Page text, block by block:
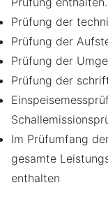
Prüfung der
Prüfung der
Prüfung der
Prüfung der
Im Prüfumfang
gesamte
enthalten